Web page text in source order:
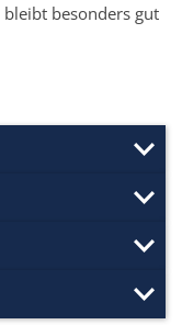
besonders gut